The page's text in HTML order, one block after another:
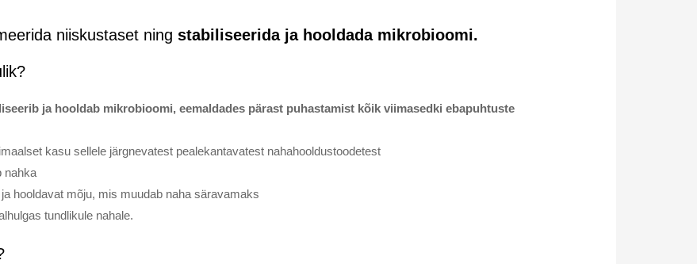
niiskustaset ningstabiliseerida ja hooldada mikrobioomi.
ja hooldab mikrobioomi, eemaldades pärast puhastamist kõik viimasedki ebapuhtuste
kasu sellele järgnevatest pealekantavatest nahahooldustoodetest
nahka
ja hooldavat mõju, mis muudab naha säravamaks
tundlikule nahale.